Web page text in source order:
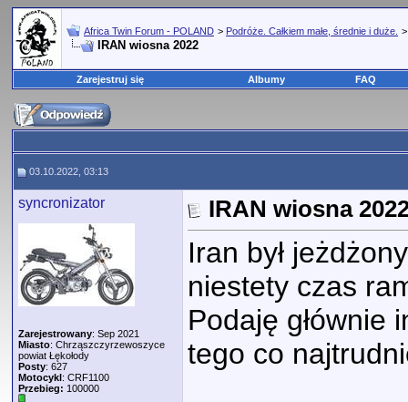
Africa Twin Forum - POLAND > Podróże. Całkiem małe, średnie i duże.
IRAN wiosna 2022
Zarejestruj się Albumy FAQ
03.10.2022, 03:13
syncronizator
Zarejestrowany: Sep 2021
Miasto: Chrząszczyrzewoszyce
powiat Łękołody
Posty: 627
Motocykl: CRF1100
Przebieg: 100000
IRAN wiosna
Iran był
niestety czas
Podaję głównie
tego co